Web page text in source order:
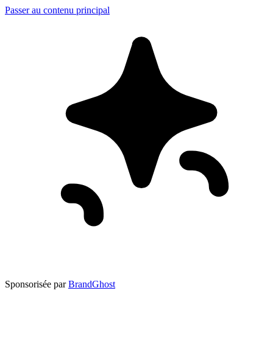
Passer au contenu principal
Sponsorisée par BrandGhost